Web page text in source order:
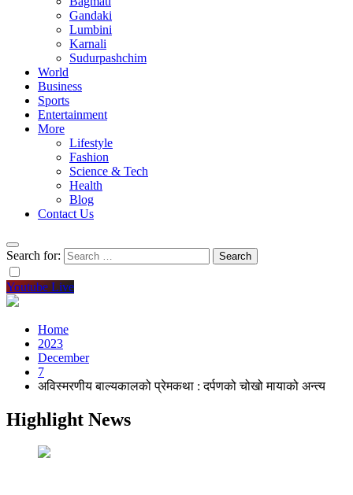
Gandaki
Lumbini
Karnali
Sudurpashchim
World
Business
Sports
Entertainment
More
Lifestyle
Fashion
Science & Tech
Health
Blog
Contact Us
Search for:
Youtube Live
Home
2023
December
7
अविस्मरणीय बाल्यकालको प्रेमकथा : दर्पणको चोखो मायाको अन्त्य
Highlight News